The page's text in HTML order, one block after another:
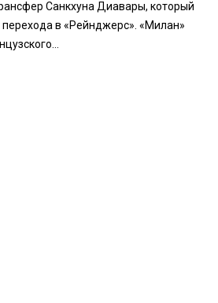
Санкхуна Диавары, который
в «Рейнджерс». «Милан»